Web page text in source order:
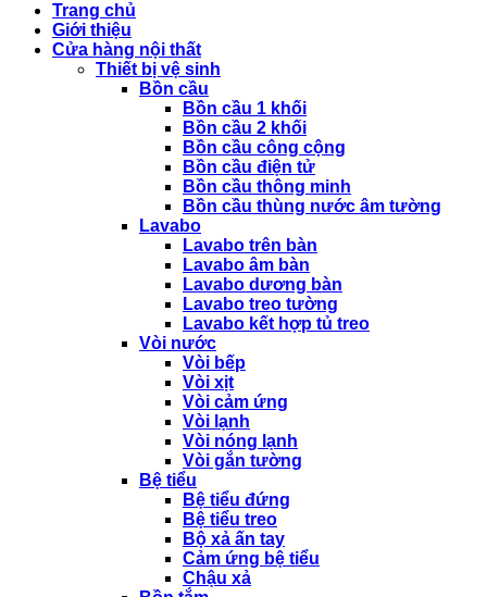
Trang chủ
Giới thiệu
Cửa hàng nội thất
Thiết bị vệ sinh
Bồn cầu
Bồn cầu 1 khối
Bồn cầu 2 khối
Bồn cầu công cộng
Bồn cầu điện tử
Bồn cầu thông minh
Bồn cầu thùng nước âm tường
Lavabo
Lavabo trên bàn
Lavabo âm bàn
Lavabo dương bàn
Lavabo treo tường
Lavabo kết hợp tủ treo
Vòi nước
Vòi bếp
Vòi xịt
Vòi cảm ứng
Vòi lạnh
Vòi nóng lạnh
Vòi gắn tường
Bệ tiểu
Bệ tiểu đứng
Bệ tiểu treo
Bộ xả ấn tay
Cảm ứng bệ tiểu
Chậu xả